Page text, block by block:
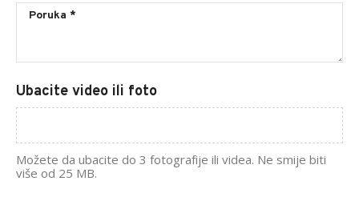
Ubacite video ili foto
Možete da ubacite do 3 fotografije ili videa. Ne smije biti
više od 25 MB.